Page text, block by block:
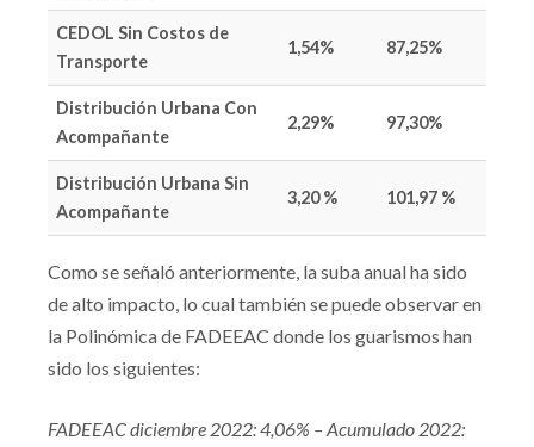
CEDOL Sin Costos de
Transporte
1,54% 87,25%
Distribución Urbana Con
Acompañante
2,29% 97,30%
Distribución Urbana Sin
Acompañante
3,20 % 101,97 %
Como se señaló anteriormente, la suba anual ha sido
de alto impacto, lo cual también se puede observar en
la Polinómica de FADEEAC donde los guarismos han
sido los siguientes:
FADEEAC diciembre 2022: 4,06% – Acumulado 2022: